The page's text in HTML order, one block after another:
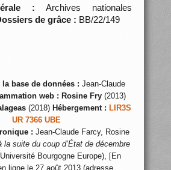
: Archives nationales
de grâce : BB/22/149
la base de données : Jean-Claude
web : Rosine Fry(2013)
(2018) Hébergement : LIR3S
UR 7366 UBE
: Jean-Claude Farcy, Rosine
la suite du coup d’État de décembre
Bourgogne Europe), [En
ligne le 27 août 2013 (adresse